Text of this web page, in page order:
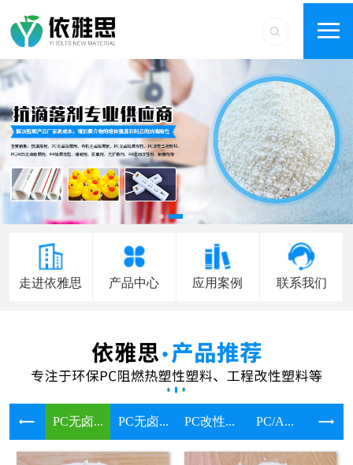
走进依雅思 产品中心 应用案例 联系我们
PC无卤... PC无卤... PC改性... PC/A... 溴系